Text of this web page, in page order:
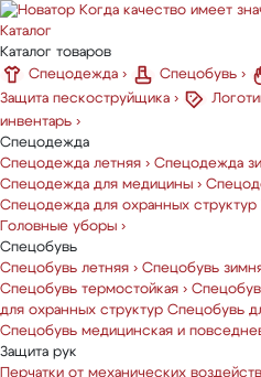
Когда качество имеет
Каталог
Каталог товаров
Спецодежда › Спецобувь ›
Защита пескоструйщика ›
инвентарь ›
Спецодежда
Спецодежда летняя › Спецодежда
Спецодежда для медицины ›
Спецодежда для охранных структур
Головные уборы ›
Спецобувь
Спецобувь летняя › Спецобувь
Спецобувь термостойкая ›
для охранных структур Спецобувь
Спецобувь медицинская и
Защита рук
Перчатки от механических